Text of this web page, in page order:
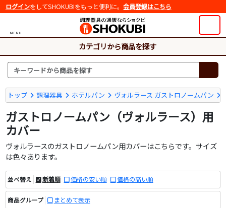
ログインをしてSHOKUBIをもっと便利に。 会員登録はこちら
MENU
カテゴリから商品を探す
トップ 調理器具 ホテルパン ヴォルラース ガストロノームパン
ガストロノームパン（ヴォルラース）用
カバー
ヴォルラースのガストロノームパン用カバーはこちらです。サイズ
は色々あります。
並べ替え 新着順 価格の安い順 価格の高い順
商品グループ まとめて表示